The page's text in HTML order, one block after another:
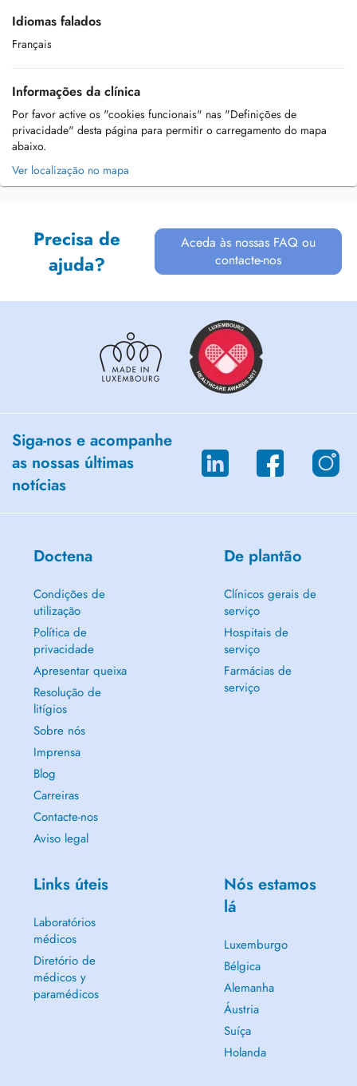
Idiomas falados
Français
Informações da clínica
Por favor active os "cookies funcionais" nas "Definições de
privacidade" desta página para permitir o carregamento do mapa
abaixo.
Ver localização no mapa
Precisa de
ajuda?
Aceda às nossas FAQ ou
contacte-nos
Siga-nos e acompanhe
as nossas últimas
notícias
Doctena
Condições de
utilização
Política de
privacidade
Apresentar queixa
Resolução de
litígios
Sobre nós
Imprensa
Blog
Carreiras
Contacte-nos
Aviso legal
De plantão
Clínicos gerais de
serviço
Hospitais de
serviço
Farmácias de
serviço
Links úteis
Laboratórios
médicos
Diretório de
médicos y
paramédicos
Nós estamos
lá
Luxemburgo
Bélgica
Alemanha
Áustria
Suíça
Holanda